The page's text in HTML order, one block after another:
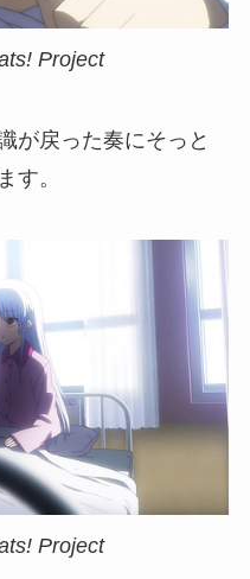
Project
が戻った奏にそっと
す。
Project